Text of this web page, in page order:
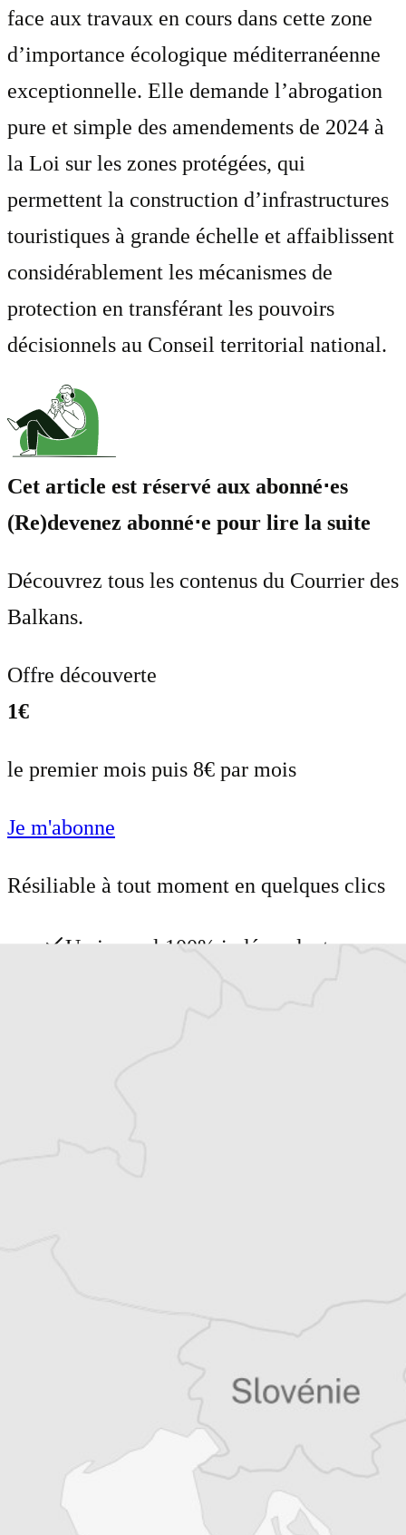
face aux travaux en cours dans cette zone
d’importance écologique méditerranéenne
exceptionnelle. Elle demande l’abrogation
pure et simple des amendements de 2024 à
la Loi sur les zones protégées, qui
permettent la construction d’infrastructures
touristiques à grande échelle et affaiblissent
considérablement les mécanismes de
protection en transférant les pouvoirs
décisionnels au Conseil territorial national.
Cet article est réservé aux abonné⋅es
(Re)devenez abonné⋅e pour lire la suite
Découvrez tous les contenus du Courrier des
Balkans.
Offre découverte
1€
le premier mois puis 8€ par mois
Je m'abonne
Résiliable à tout moment en quelques clics
Un journal 100% indépendant